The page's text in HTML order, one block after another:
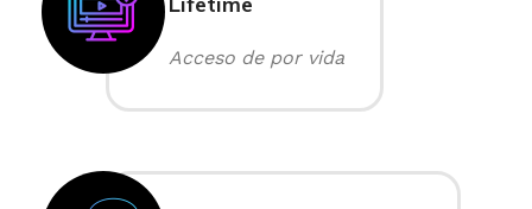
Acceso de por vida